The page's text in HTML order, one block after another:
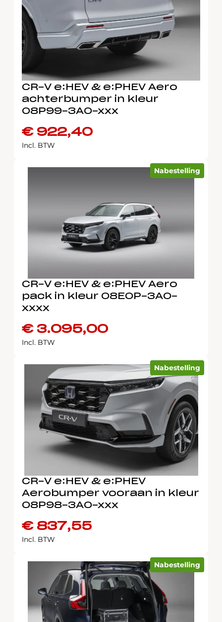
CR-V e:HEV & e:PHEV Aero
achterbumper in kleur
08P99-3A0-xxx
€922,40
Incl. BTW
Nabestelling
CR-V e:HEV & e:PHEV Aero
pack in kleur 08E0P-3A0-
xxxx
€3.095,00
Incl. BTW
Nabestelling
CR-V e:HEV & e:PHEV
Aerobumper vooraan in kleur
08P98-3A0-xxx
€837,55
Incl. BTW
Nabestelling